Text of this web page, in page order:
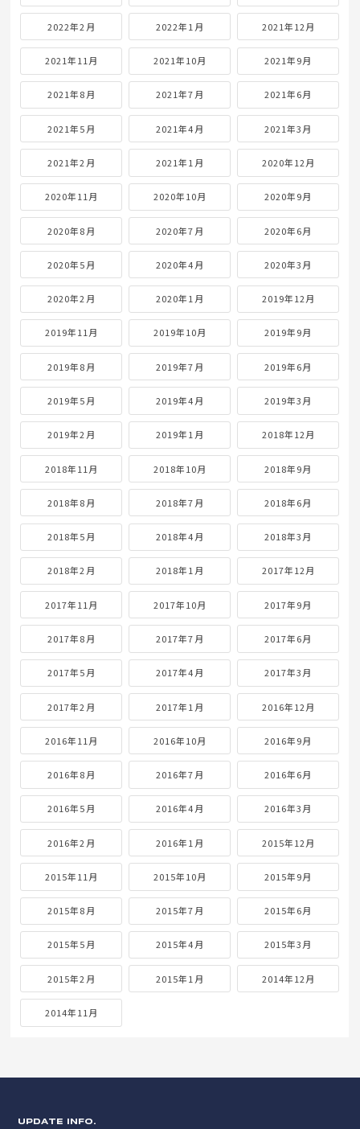
2022年2月 2022年1月 2021年12月
2021年11月 2021年10月 2021年9月
2021年8月 2021年7月 2021年6月
2021年5月 2021年4月 2021年3月
2021年2月 2021年1月 2020年12月
2020年11月 2020年10月 2020年9月
2020年8月 2020年7月 2020年6月
2020年5月 2020年4月 2020年3月
2020年2月 2020年1月 2019年12月
2019年11月 2019年10月 2019年9月
2019年8月 2019年7月 2019年6月
2019年5月 2019年4月 2019年3月
2019年2月 2019年1月 2018年12月
2018年11月 2018年10月 2018年9月
2018年8月 2018年7月 2018年6月
2018年5月 2018年4月 2018年3月
2018年2月 2018年1月 2017年12月
2017年11月 2017年10月 2017年9月
2017年8月 2017年7月 2017年6月
2017年5月 2017年4月 2017年3月
2017年2月 2017年1月 2016年12月
2016年11月 2016年10月 2016年9月
2016年8月 2016年7月 2016年6月
2016年5月 2016年4月 2016年3月
2016年2月 2016年1月 2015年12月
2015年11月 2015年10月 2015年9月
2015年8月 2015年7月 2015年6月
2015年5月 2015年4月 2015年3月
2015年2月 2015年1月 2014年12月
2014年11月
UPDATE INFO.